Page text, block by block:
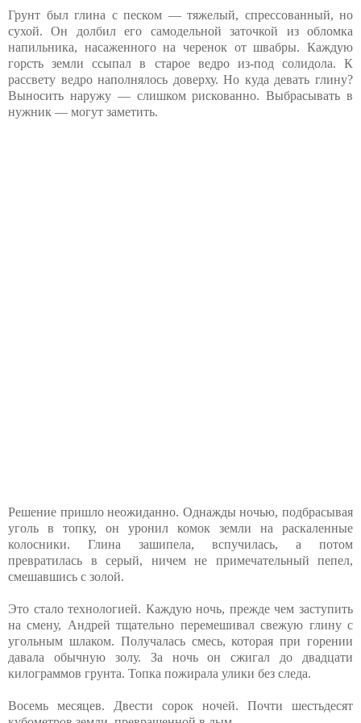
Грунт был глина с песком — тяжелый, спрессованный, но
сухой. Он долбил его самодельной заточкой из обломка
напильника, насаженного на черенок от швабры. Каждую
горсть земли ссыпал в старое ведро из-под солидола. К
рассвету ведро наполнялось доверху. Но куда девать глину?
Выносить наружу — слишком рискованно. Выбрасывать в
нужник — могут заметить.
Решение пришло неожиданно. Однажды ночью, подбрасывая
уголь в топку, он уронил комок земли на раскаленные
колосники. Глина зашипела, вспучилась, а потом
превратилась в серый, ничем не примечательный пепел,
смешавшись с золой.
Это стало технологией. Каждую ночь, прежде чем заступить
на смену, Андрей тщательно перемешивал свежую глину с
угольным шлаком. Получалась смесь, которая при горении
давала обычную золу. За ночь он сжигал до двадцати
килограммов грунта. Топка пожирала улики без следа.
Восемь месяцев. Двести сорок ночей. Почти шестьдесят